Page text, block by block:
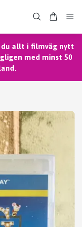
du allt i filmväg nytt
med minst 50